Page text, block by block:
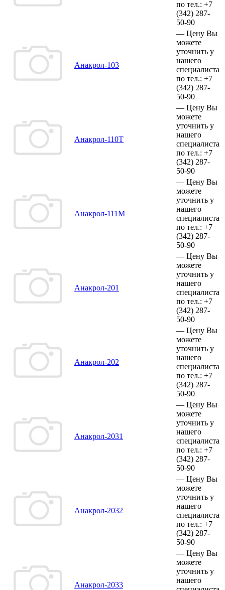
по тел.: +7
(342) 287-
50-90
Анакрол-103
— Цену Вы
можете
уточнить у
нашего
специалиста
по тел.: +7
(342) 287-
50-90
Анакрол-110Т
— Цену Вы
можете
уточнить у
нашего
специалиста
по тел.: +7
(342) 287-
50-90
Анакрол-111М
— Цену Вы
можете
уточнить у
нашего
специалиста
по тел.: +7
(342) 287-
50-90
Анакрол-201
— Цену Вы
можете
уточнить у
нашего
специалиста
по тел.: +7
(342) 287-
50-90
Анакрол-202
— Цену Вы
можете
уточнить у
нашего
специалиста
по тел.: +7
(342) 287-
50-90
Анакрол-2031
— Цену Вы
можете
уточнить у
нашего
специалиста
по тел.: +7
(342) 287-
50-90
Анакрол-2032
— Цену Вы
можете
уточнить у
нашего
специалиста
по тел.: +7
(342) 287-
50-90
Анакрол-2033
— Цену Вы
можете
уточнить у
нашего